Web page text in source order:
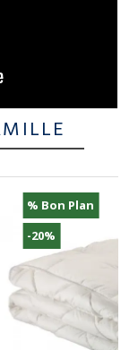
% Bon Plan
-20%